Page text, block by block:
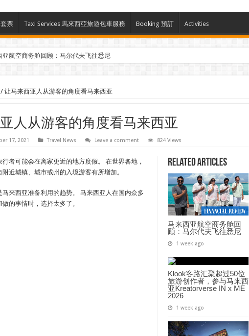
票 Taxi Services 馬來西亞旅遊包車服務 Booking 預訂 Activities
亚航空商务舱回顾：马尔代夫飞往悉尼
/ 让马来西亚人从游客的角度看马来西亚
人从游客的角度看马来西亚
17, 2021 Travel News Leave a comment 824 Views
Related Articles
马来西亚航空商务舱回
顾：马尔代夫飞往悉尼
1 week ago
Klook客路汇聚超过50位
旅游创作者，参与马来西
亚Kreatorverse IN x ME
2026
1 week ago
者可能会在离家更近的地方度假。 在世界各地，
近城镇、城市或州的入境游客有所增加。
来西亚准备利用的趋势。 马来西亚人在国内众多
的事情时，选择太多了。